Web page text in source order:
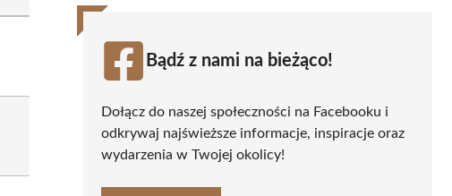
Bądź z nami na bieżąco!
Dołącz do naszej społeczności na Facebooku i
odkrywaj najświeższe informacje, inspiracje oraz
wydarzenia w Twojej okolicy!